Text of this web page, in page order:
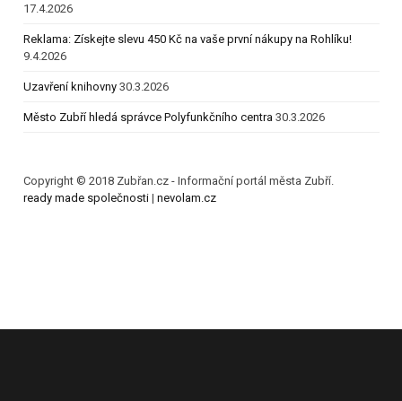
17.4.2026
Reklama: Získejte slevu 450 Kč na vaše první nákupy na Rohlíku!
9.4.2026
Uzavření knihovny 30.3.2026
Město Zubří hledá správce Polyfunkčního centra 30.3.2026
Copyright © 2018 Zubřan.cz - Informační portál města Zubří.
ready made společnosti | nevolam.cz